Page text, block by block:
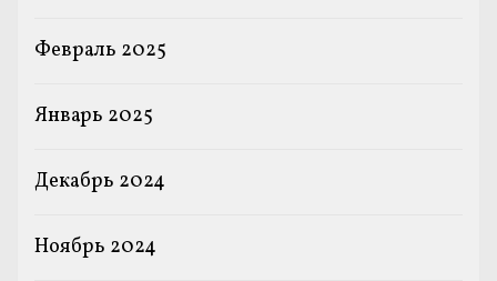
Февраль 2025
Январь 2025
Декабрь 2024
Ноябрь 2024